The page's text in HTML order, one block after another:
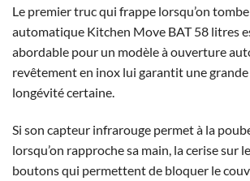
Le premier truc qui frappe lorsqu’on
automatique Kitchen Move BAT 58 litres
abordable pour un modèle à ouverture
revêtement en inox lui garantit une
longévité certaine.
Si son capteur infrarouge permet à la
lorsqu’on rapproche sa main, la cerise sur
boutons qui permettent de bloquer le